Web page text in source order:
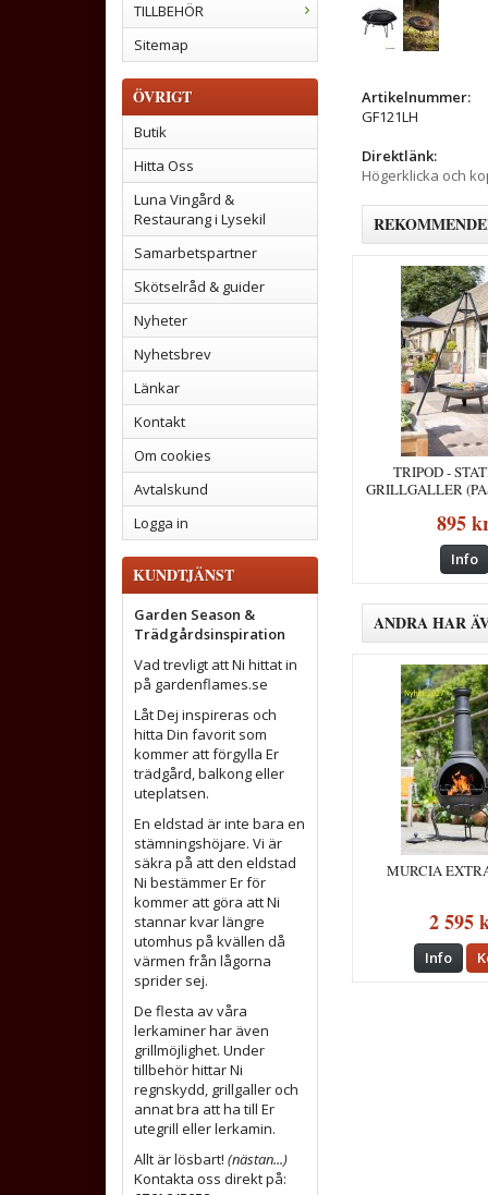
TILLBEHÖR
Sitemap
ÖVRIGT
Butik
Hitta Oss
Luna Vingård &
Restaurang i Lysekil
Samarbetspartner
Skötselråd & guider
Nyheter
Nyhetsbrev
Länkar
Kontakt
Om cookies
Avtalskund
Logga in
KUNDTJÄNST
Garden Season &
Trädgårdsinspiration
Vad trevligt att Ni hittat in
på gardenflames.se
Låt Dej inspireras och
hitta Din favorit som
kommer att förgylla Er
trädgård, balkong eller
uteplatsen.
En eldstad är inte bara en
stämningshöjare. Vi är
säkra på att den eldstad
Ni bestämmer Er för
kommer att göra att Ni
stannar kvar längre
utomhus på kvällen då
värmen från lågorna
sprider sej.
De flesta av våra
lerkaminer har även
grillmöjlighet. Under
tillbehör hittar Ni
regnskydd, grillgaller och
annat bra att ha till Er
utegrill eller lerkamin.
Allt är lösbart! (nästan...)
Kontakta oss direkt på:
Artikelnummer:
GF121LH
Direktlänk:
Högerklicka och
TRIPOD -
GRILLGALLER
895
Info
ANDRA HAR
MURCIA
2 595
Info